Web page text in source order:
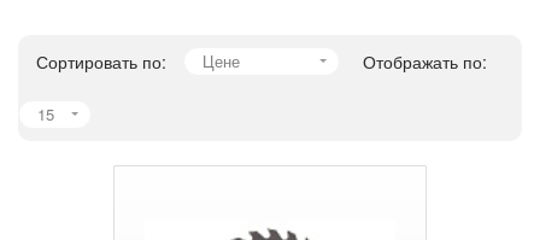
Сортировать по: Цене Отображать по:
15